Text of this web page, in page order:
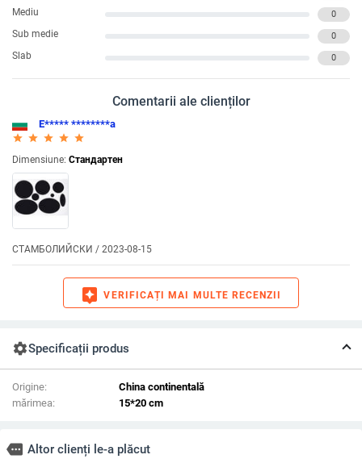
Mediu 0
Sub medie 0
Slab 0
Comentarii ale clienților
Е***** ********а
star_rate
star_rate
star_rate
star_rate
star_rate
Dimensiune: Стандартен
СТАМБОЛИЙСКИ / 2023-08-15
assistant VERIFICAȚI MAI MULTE RECENZII
settingsSpecificații produs
Origine:
China continentală
mărimea:
15*20 cm
more Altor clienți le-a plăcut